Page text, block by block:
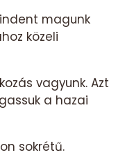
magunk
közeli
vagyunk. Azt
a hazai
sokrétű.